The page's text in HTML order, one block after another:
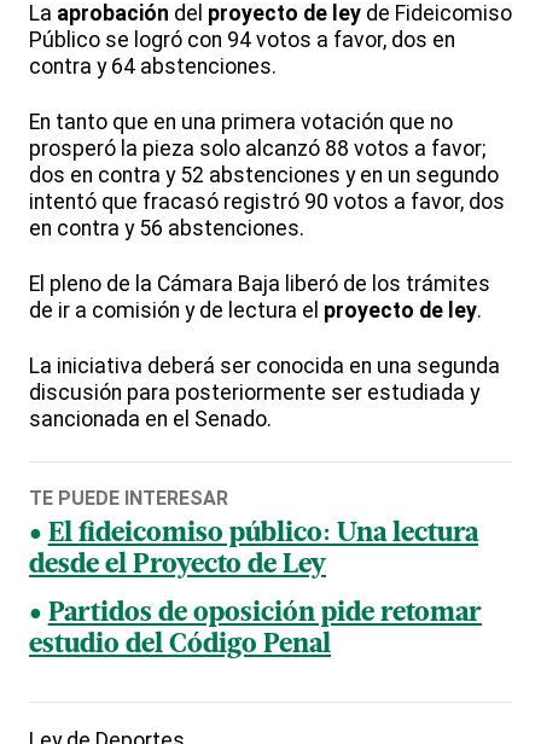
La aprobación del proyecto de ley de Fideicomiso
Público se logró con 94 votos a favor, dos en
contra y 64 abstenciones.
En tanto que en una primera votación que no
prosperó la pieza solo alcanzó 88 votos a favor;
dos en contra y 52 abstenciones y en un segundo
intentó que fracasó registró 90 votos a favor, dos
en contra y 56 abstenciones.
El pleno de la Cámara Baja liberó de los trámites
de ir a comisión y de lectura el proyecto de ley.
La iniciativa deberá ser conocida en una segunda
discusión para posteriormente ser estudiada y
sancionada en el Senado.
TE PUEDE INTERESAR
El fideicomiso público: Una lectura
desde el Proyecto de Ley
Partidos de oposición pide retomar
estudio del Código Penal